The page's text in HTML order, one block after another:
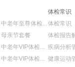
中老年至尊体检...
母亲节套餐
中老年VIP体检...
中老年VIP体检...
体检常识
体检常识
体检报告
疾病分析
健康运动